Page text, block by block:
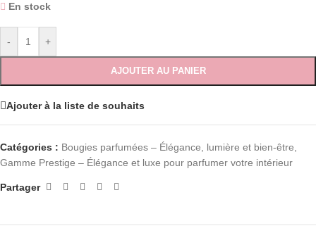
En stock
- +
AJOUTER AU PANIER
Ajouter à la liste de souhaits
Catégories : Bougies parfumées – Élégance, lumière et bien-être
Gamme Prestige – Élégance et luxe pour parfumer votre intérieur
Partager